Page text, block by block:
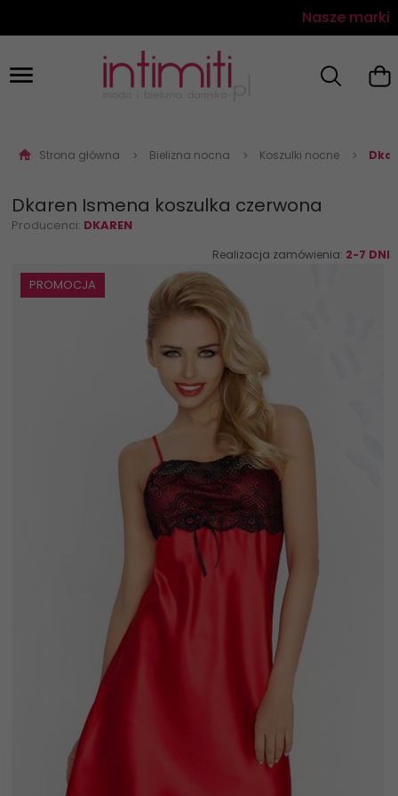
Nasze marki
Strona główna Bielizna nocna Koszulki nocne
Dkaren Ismena koszulka czerwona
Producenci: DKAREN
Realizacja zamówienia: 2-7 DNI
PROMOCJA